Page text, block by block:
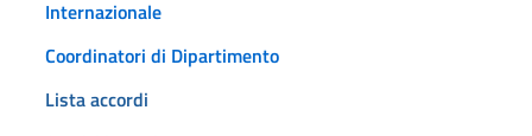
Internazionale
Coordinatori di Dipartimento
Lista accordi